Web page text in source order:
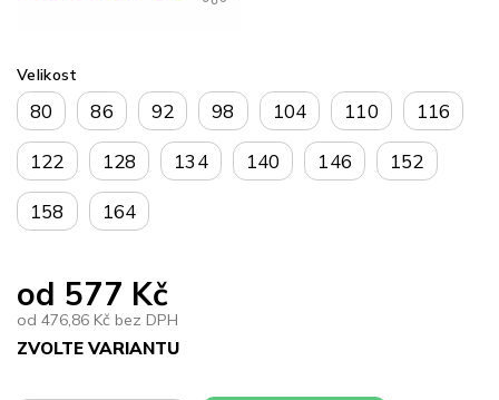
od 577 Kč
od 476,86 Kč bez DPH
ZVOLTE VARIANTU
Velikost
80 86 92 98 104 110 116
122 128 134 140 146 152
158 164